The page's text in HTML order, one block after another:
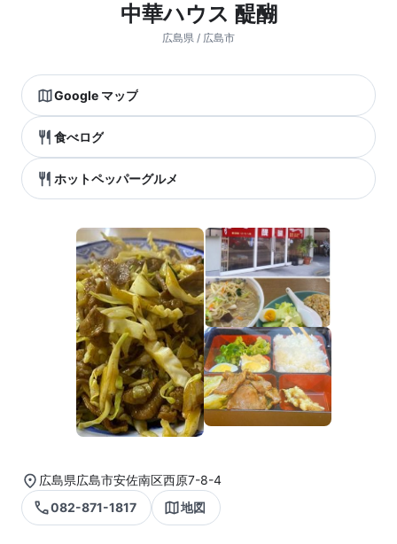
中華ハウス 醍醐
広島県 / 広島市
Google マップ
食べログ
ホットペッパーグルメ
広島県広島市安佐南区西原7-8-4
082-871-1817
地図